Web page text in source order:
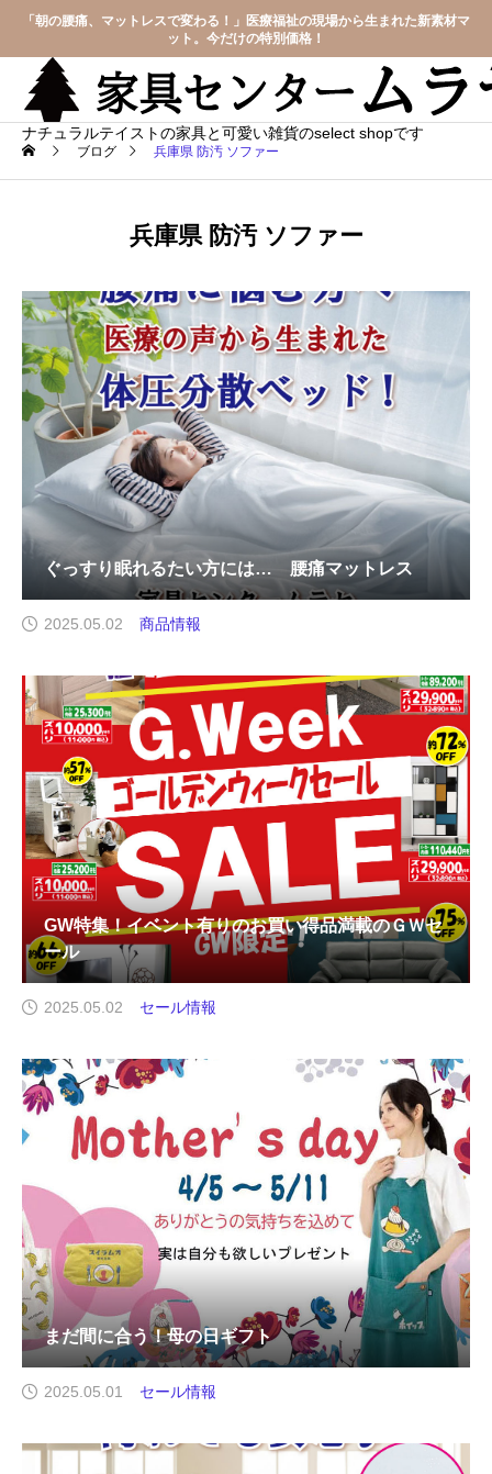
「朝の腰痛、マットレスで変わる！」医療福祉の現場から生まれた新素材マ
ット。今だけの特別価格！
ナチュラルテイストの家具と可愛い雑貨のselect shopです
ブログ 兵庫県 防汚 ソファー
兵庫県 防汚 ソファー
ぐっすり眠れるたい方には… 腰痛マットレス
2025.05.02 商品情報
GW特集！イベント有りのお買い得品満載のＧＷセ
ール
2025.05.02 セール情報
まだ間に合う！母の日ギフト
2025.05.01 セール情報